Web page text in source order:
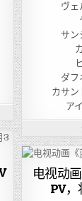
ヴェ
サン
ダフ
カサン
ア
电视动
PV，